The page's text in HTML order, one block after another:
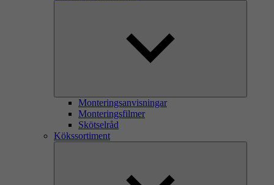
Monteringsanvisningar
Monteringsfilmer
Skötselråd
Kökssortiment